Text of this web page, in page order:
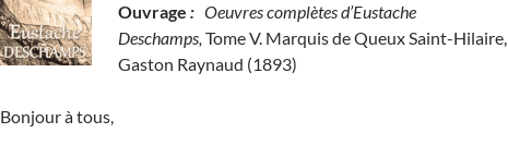
Ouvrage : Oeuvres complètes d’Eustache
Deschamps, Tome V. Marquis de Queux Saint-Hilaire,
Gaston Raynaud (1893)
Bonjour à tous,